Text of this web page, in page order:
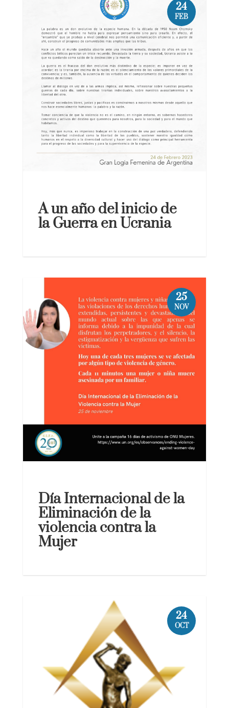
A un año del inicio de
la Guerra en Ucrania
24
FEB
Día Internacional de la
Eliminación de la
violencia contra la
Mujer
25
NOV
24
OCT